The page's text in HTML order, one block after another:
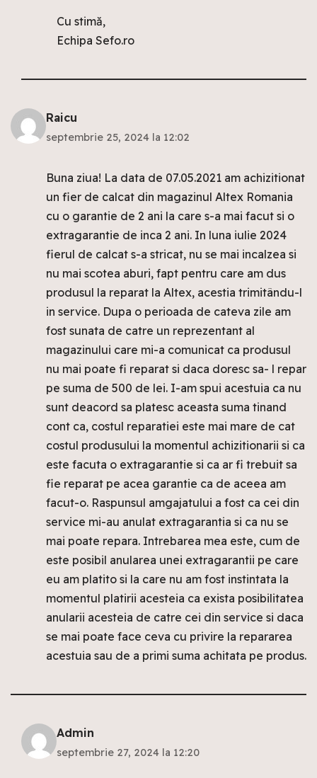
Cu stimă,
Echipa Sefo.ro
Raicu
septembrie 25, 2024 la 12:02
Buna ziua! La data de 07.05.2021 am achizitionat
un fier de calcat din magazinul Altex Romania
cu o garantie de 2 ani la care s-a mai facut si o
extragarantie de inca 2 ani. In luna iulie 2024
fierul de calcat s-a stricat, nu se mai incalzea si
nu mai scotea aburi, fapt pentru care am dus
produsul la reparat la Altex, acestia trimitându-l
in service. Dupa o perioada de cateva zile am
fost sunata de catre un reprezentant al
magazinului care mi-a comunicat ca produsul
nu mai poate fi reparat si daca doresc sa- l repar
pe suma de 500 de lei. I-am spui acestuia ca nu
sunt deacord sa platesc aceasta suma tinand
cont ca, costul reparatiei este mai mare de cat
costul produsului la momentul achizitionarii si ca
este facuta o extragarantie si ca ar fi trebuit sa
fie reparat pe acea garantie ca de aceea am
facut-o. Raspunsul amgajatului a fost ca cei din
service mi-au anulat extragarantia si ca nu se
mai poate repara. Intrebarea mea este, cum de
este posibil anularea unei extragarantii pe care
eu am platito si la care nu am fost instintata la
momentul platirii acesteia ca exista posibilitatea
anularii acesteia de catre cei din service si daca
se mai poate face ceva cu privire la repararea
acestuia sau de a primi suma achitata pe produs.
Admin
septembrie 27, 2024 la 12:20